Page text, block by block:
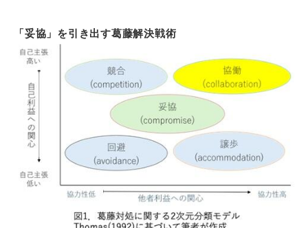
「妥協」を引き出す葛藤解決戦術